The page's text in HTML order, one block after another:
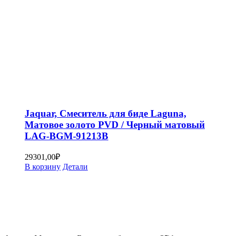
Jaquar, Смеситель для биде Laguna,
Матовое золото PVD / Черный матовый
LAG-BGM-91213B
29301,00₽
В корзину Детали